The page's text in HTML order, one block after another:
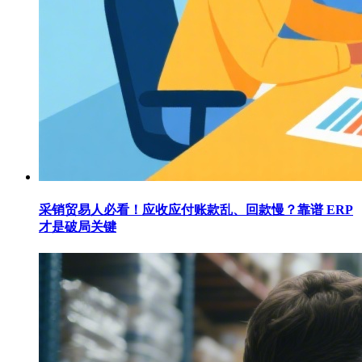
采销贸易人必看！应收应付账款乱、回款慢？靠谱 ERP
才是破局关键